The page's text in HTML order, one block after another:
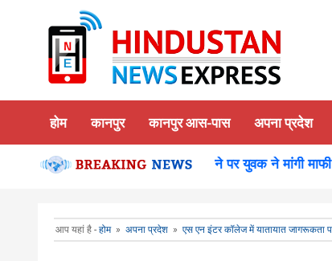
होम कानपुर कानपुर आस-पास अपना प्रदेश
हड़कंप,समस्या समाधान होने पर युवक ने मांगी माफी
आप यहां है - होम» अपना प्रदेश » एस एन इंटर कॉलेज में यातायात जागरूकता